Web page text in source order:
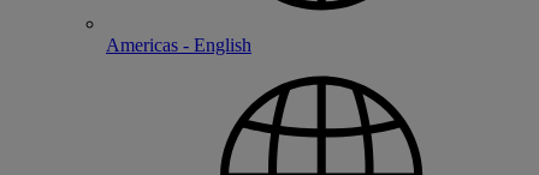
Americas - English